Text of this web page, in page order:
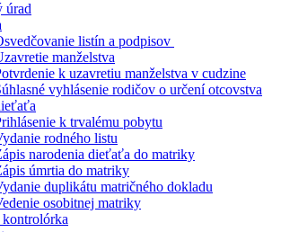
úrad
listín a podpisov
manželstva
k uzavretiu manželstva v cudzine
vyhlásenie rodičov o určení otcovstva
k trvalému pobytu
rodného listu
narodenia dieťaťa do matriky
úmrtia do matriky
duplikátu matričného dokladu
osobitnej matriky